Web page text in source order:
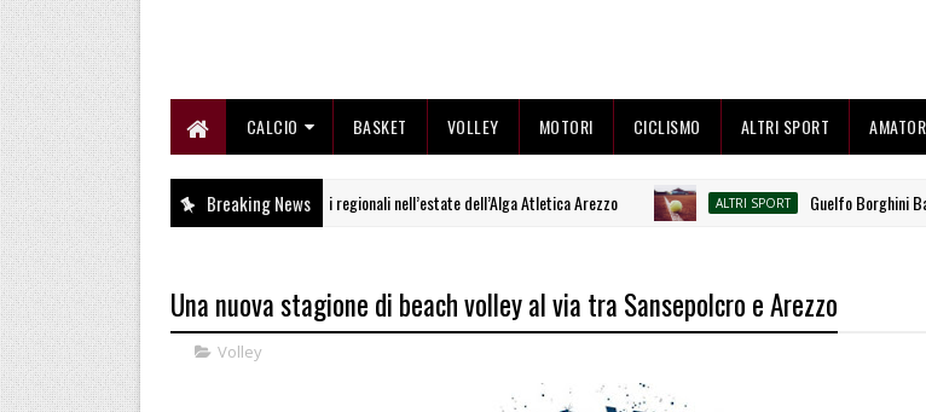
CALCIO BASKET VOLLEY MOTORI CICLISMO ALTRI SPORT
Breaking News
ALTRI SPORT Tre nuovi titoli regionali nell’estate dell’Alga Atletica Arezzo ALTRI SPORT Guelfo Borghini
Una nuova stagione di beach volley al via tra Sansepolcro e Arezzo
Volley